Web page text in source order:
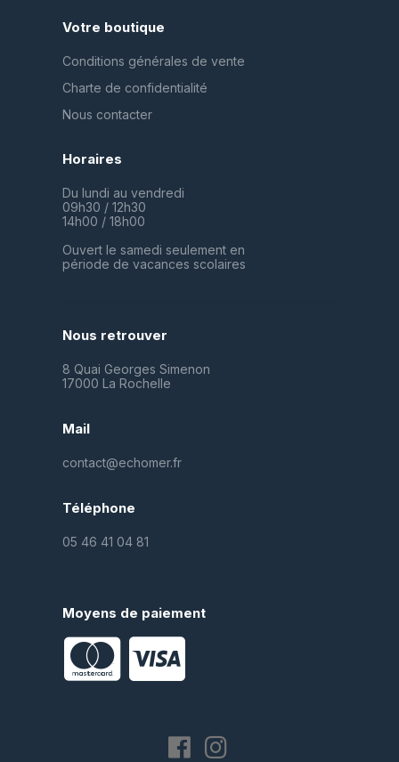
Votre boutique
Conditions générales de vente
Charte de confidentialité
Nous contacter
Horaires
Du lundi au vendredi
09h30 / 12h30
14h00 / 18h00
Ouvert le samedi seulement en
période de vacances scolaires
Nous retrouver
8 Quai Georges Simenon
17000 La Rochelle
Mail
contact@echomer.fr
Téléphone
05 46 41 04 81
Moyens de paiement